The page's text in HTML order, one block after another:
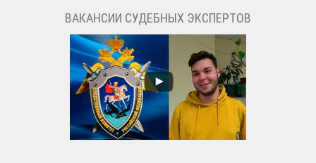
ВАКАНСИИ СУДЕБНЫХ ЭКСПЕРТОВ